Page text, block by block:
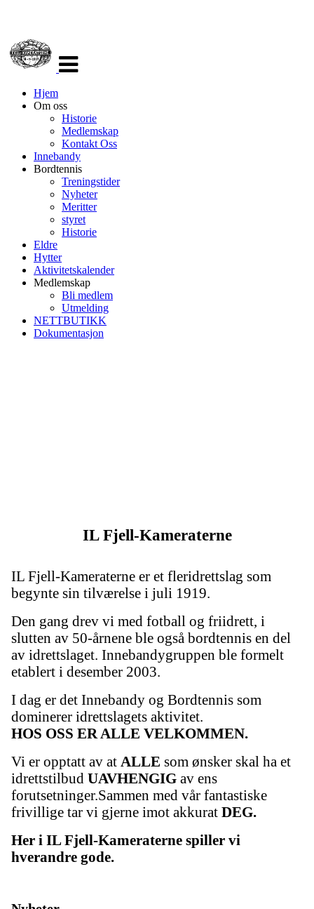
navigasjon
Hjem
Om oss
Historie
Medlemskap
Kontakt Oss
Innebandy
Bordtennis
Treningstider
Nyheter
Meritter
styret
Historie
Eldre
Hytter
Aktivitetskalender
Medlemskap
Bli medlem
Utmelding
NETTBUTIKK
Dokumentasjon
IL Fjell-Kameraterne
IL Fjell-Kameraterne er et fleridrettslag som
begynte sin tilværelse i juli 1919.
Den gang drev vi med fotball og friidrett, i
slutten av 50-årnene ble også bordtennis en del
av idrettslaget. Innebandygruppen ble formelt
etablert i desember 2003.
I dag er det Innebandy og Bordtennis som
dominerer idrettslagets aktivitet.
HOS OSS ER ALLE VELKOMMEN.
Vi er opptatt av at ALLE som ønsker skal ha et
idrettstilbud UAVHENGIG av ens
forutsetninger.Sammen med vår fantastiske
frivillige tar vi gjerne imot akkurat DEG.
Her i IL Fjell-Kameraterne spiller vi
hverandre gode.